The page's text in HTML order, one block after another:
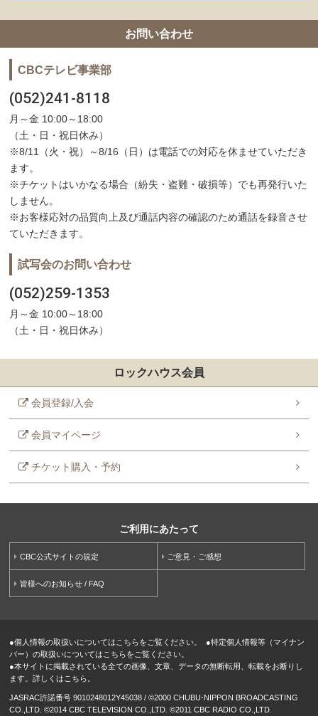
お問い合わせ
CBCテレビ事業部
(052)241-8118
月～金 10:00～18:00
（土・日・祝日休み）
※8/11（火・祝）～8/16（日）は電話での対応を休ませていただき
ます。
※チケットはいかなる場合（紛失・盗難・破損等）でも再発行いた
しません。
※お客様応対の品質向上及び通話内容の確認のため通話を録音させ
ていただきます。
試写会のお問い合わせ
(052)259-1353
月～金 10:00～18:00
（土・日・祝日休み）
ロックハウス会員
会員登録/入会
会員マイページ
チケット購入・予約
ご利用にあたって
CBC公式サイトの規定 ご意見・ご感想
皆様へのお知らせ / FAQ
●個人情報の取扱いについてはこちらをご覧ください。 ●特定個人情報等（マイナン
バー）の取扱いについてはこちらをご覧ください。
●本サイトに掲載されている全ての画像、文章、データの無断転用、転載をお断りし
ます。詳しくはこちら。
JASRAC許諾番号 9010248012Y45038 / ©2000 CHUBU-NIPPON BROADCASTING
CO.,LTD. ©2014 CBC TELEVISION CO.,LTD. ©2011 CBC RADIO CO.,LTD.